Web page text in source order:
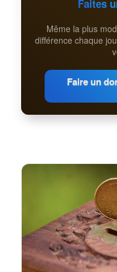
Faites
Même la plus
différence chaque
Faire un